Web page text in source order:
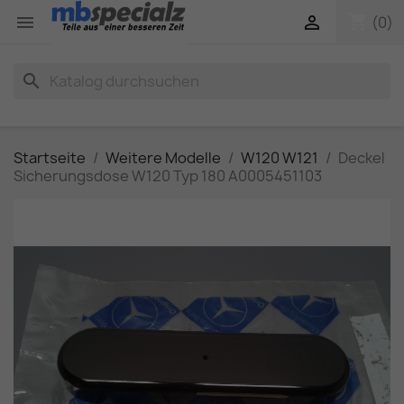
 (0)

search
Startseite Weitere Modelle W120 W121
Deckel
Sicherungsdose W120 Typ 180 A0005451103